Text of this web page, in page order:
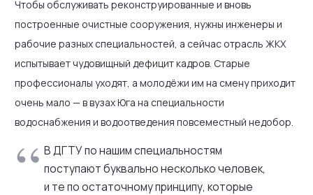
Чтобы обслуживать реконструированные и вновь
построенные очистные сооружения, нужны инженеры и
рабочие разных специальностей, а сейчас отрасль ЖКХ
испытывает чудовищный дефицит кадров. Старые
профессионалы уходят, а молодёжи им на смену приходит
очень мало — в вузах Юга на специальности
водоснабжения и водоотведения повсеместный недобор.
В ДГТУ по нашим специальностям
поступают буквально несколько человек,
и те по остаточному принципу, которые